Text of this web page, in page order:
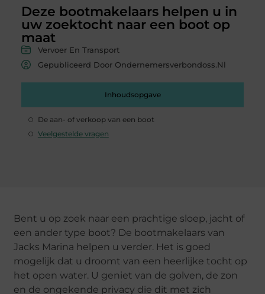
Deze bootmakelaars helpen u in
uw zoektocht naar een boot op
maat
Vervoer En Transport
Gepubliceerd Door Ondernemersverbondoss.nl
Inhoudsopgave
De aan- of verkoop van een boot
Veelgestelde vragen
Bent u op zoek naar een prachtige sloep, jacht of
een ander type boot? De bootmakelaars van
Jacks Marina helpen u verder. Het is goed
mogelijk dat u droomt van een heerlijke tocht op
het open water. U geniet van de golven, de zon
en de ongekende privacy die dit met zich